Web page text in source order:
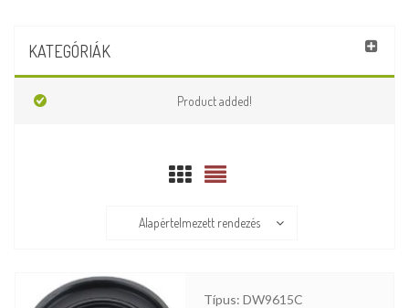
KATEGÓRIÁK
Product added!
Alapértelmezett rendezés
Típus: DW9615C